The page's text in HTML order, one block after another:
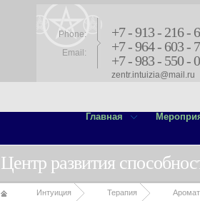
Phone:
Email:
+7 - 913 - 216 -
+7 - 964 - 603 -
+7 - 983 - 550 -
zentr.intuizia@mail.ru
Главная
Центр развития
Интуиция Терапия